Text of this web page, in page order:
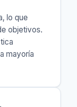
lo que
objetivos.
mayoría